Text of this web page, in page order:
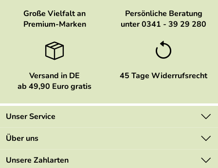
Große Vielfalt an
Premium-Marken
Persönliche Beratung
unter 0341 - 39 29 280
Versand in DE
ab 49,90 Euro gratis
45 Tage Widerrufsrecht
Unser Service
Kontakt
Über uns
Marken
Unsere Zahlarten